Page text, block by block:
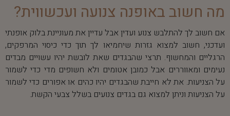
מה חשוב באופנה צנועה ועכשווית?
אם חשוב לך להתלבש צנוע ועדין אבל עדיין את מעוניינת בלוק אופנתי
ועדכני, חשוב למצוא גזרות שיחמיאו לך תוך כדי כיסוי המרפקים,
הרגליים והמחשוף. תרצי שהבגדים שאת לובשת יהיו עשויים מבדים
נעימים ומאווררים אבל כמובן אטומים ולא חשופים מדי כדי לשמור
על הצניעות. את לא חייבת שהבגדים יהיו כהים או אפורים כדי לשמור
על הצניעות וניתן למצוא גם בגדים צנועים בשלל צבעי הקשת.